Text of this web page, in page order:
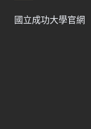
國立成功大學官網